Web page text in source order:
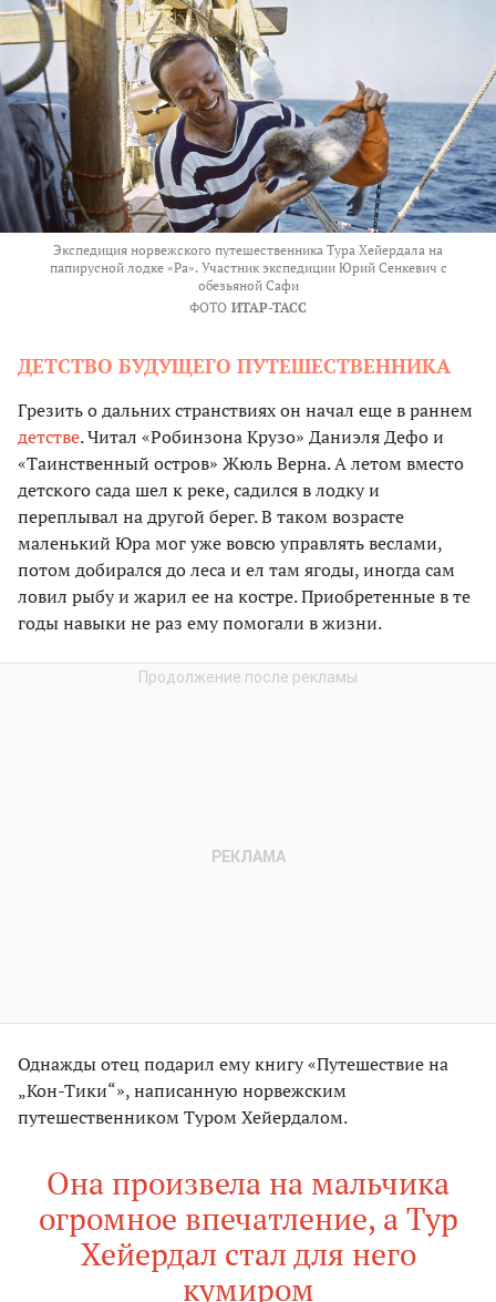
Экспедиция норвежского путешественника Тура Хейердала на
папирусной лодке «Ра». Участник экспедиции Юрий Сенкевич с
обезьяной Сафи
ФОТО ИТАР-ТАСС
ДЕТСТВО БУДУЩЕГО ПУТЕШЕСТВЕННИКА
Грезить о дальних странствиях он начал еще в раннем
детстве. Читал «Робинзона Крузо» Даниэля Дефо и
«Таинственный остров» Жюль Верна. А летом вместо
детского сада шел к реке, садился в лодку и
переплывал на другой берег. В таком возрасте
маленький Юра мог уже вовсю управлять веслами,
потом добирался до леса и ел там ягоды, иногда сам
ловил рыбу и жарил ее на костре. Приобретенные в те
годы навыки не раз ему помогали в жизни.
Однажды отец подарил ему книгу «Путешествие на
„Кон-Тики“», написанную норвежским
путешественником Туром Хейердалом.
Она произвела на мальчика
огромное впечатление, а Тур
Хейердал стал для него
кумиром